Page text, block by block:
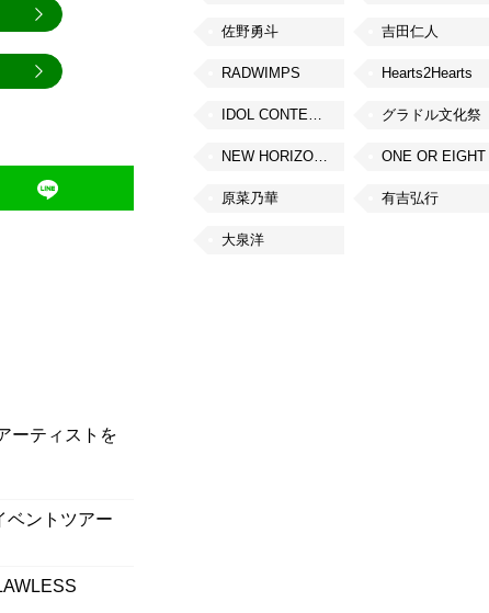
ーティストを
ベントツアー
佐野勇斗 吉田仁人
RADWIMPS Hearts2Hearts
IDOL CONTENT EXPO グラドル文化祭
NEW HORIZON FEST ONE OR EIGHT
原菜乃華 有吉弘行
大泉洋